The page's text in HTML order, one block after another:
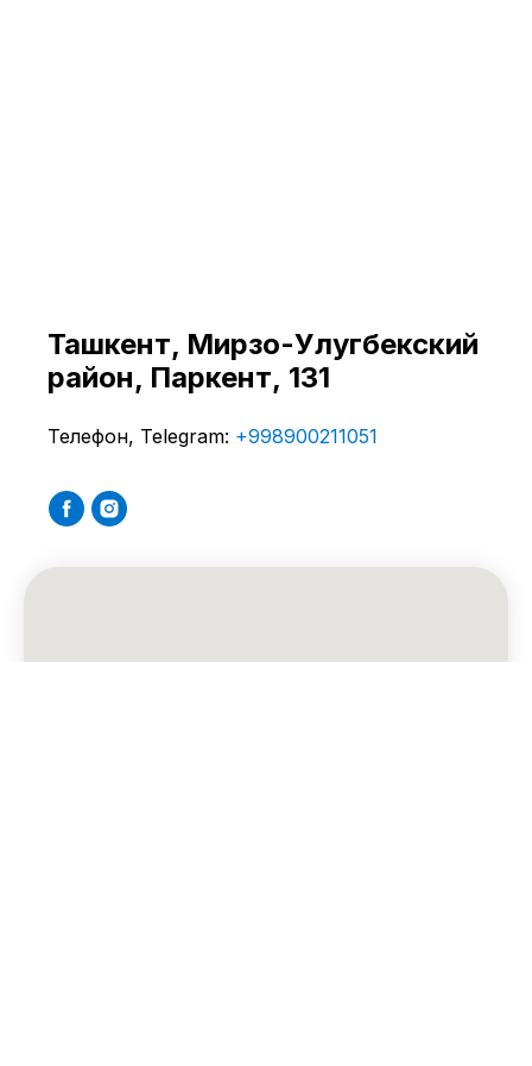
Ташкент, ​Мирзо-Улугбекский
район, Паркент, 131
Телефон, Telegram: +998900211051